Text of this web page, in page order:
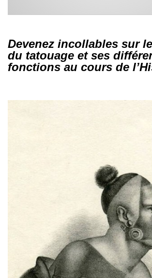
Devenez incollables sur
du tatouage et ses
fonctions au cours de